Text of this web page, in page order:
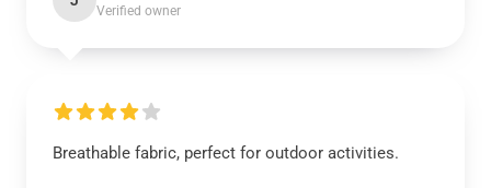
Verified owner
Breathable fabric, perfect for outdoor activities.